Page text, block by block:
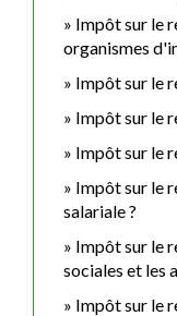
Impôt sur le
organismes
Impôt sur le
Impôt sur le
Impôt sur le
Impôt sur le
salariale ?
Impôt sur le
sociales et les
Impôt sur le